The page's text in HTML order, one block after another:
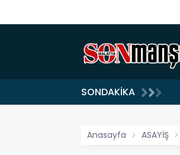
SONDAKİKA
Anasayfa ASAYİŞ